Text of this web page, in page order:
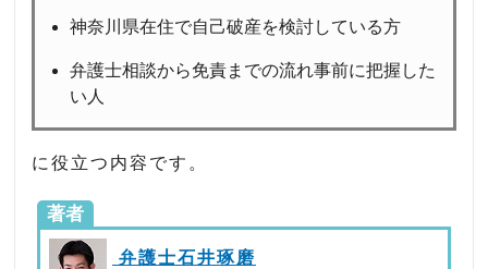
神奈川県在住で自己破産を検討している方
弁護士相談から免責までの流れ事前に把握した
い人
に役立つ内容です。
著者
弁護士石井琢磨